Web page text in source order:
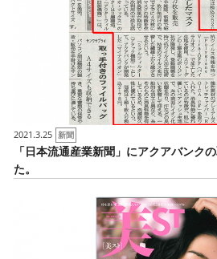
2021.3.25 新聞
「日本流通産業新聞」にアクアバンク
た。